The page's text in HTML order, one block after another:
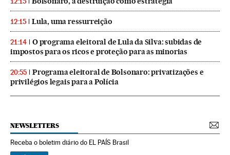
12:15 Lula, uma ressurreição
21:14
O programa eleitoral de Lula da Silva: subidas de
impostos para os ricos e proteção para as minorias
20:55
Programa eleitoral de Bolsonaro: privatizações e
privilégios legais para a Polícia
NEWSLETTERS
Receba o boletim diário do EL PAÍS Brasil